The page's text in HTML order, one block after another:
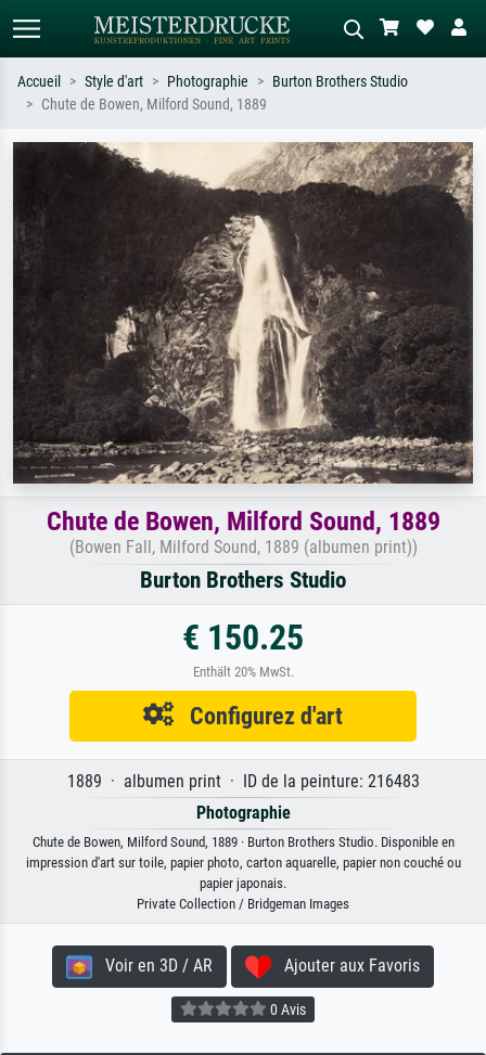
Recherchez par artiste, titre ou style –
ex. Monet, Nuit étoilée,
Décrivez la scène – ex. prairie verte,
abstrait avec beaucoup de rouge,
tableau sombre, nu debout près d'un
Accueil Style d'art Photographie
Burton Brothers Studio
Chute de Bowen, Milford Sound, 1889
Chute de Bowen, Milford Sound, 1889
(Bowen Fall, Milford Sound, 1889 (albumen print))
Burton Brothers Studio
€ 150.25
Enthält 20% MwSt.
Configurez d'art
1889 · albumen print · ID de la peinture: 216483
Photographie
Chute de Bowen, Milford Sound, 1889 · Burton Brothers Studio. Disponible en
impression d'art sur toile, papier photo, carton aquarelle, papier non couché ou
papier japonais.
Private Collection / Bridgeman Images
Voir en 3D / AR Ajouter aux Favoris
0 Avis